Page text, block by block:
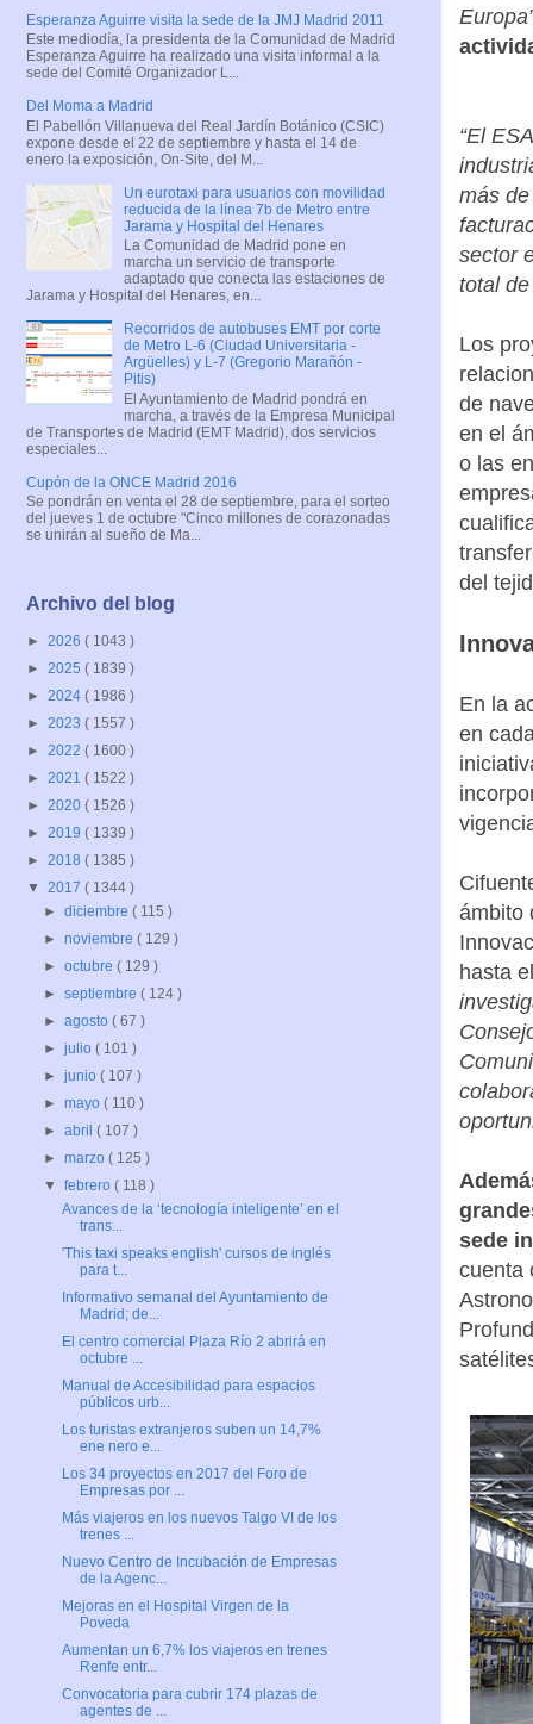
“El
más
sector
total
Los
de
en el
o las
del
En la
en
ámbito
hasta
sede
cuenta
Esperanza Aguirre visita la sede de la JMJ Madrid 2011
Este mediodía, la presidenta de la Comunidad de Madrid
Esperanza Aguirre ha realizado una visita informal a la
sede del Comité Organizador L...
Del Moma a Madrid
El Pabellón Villanueva del Real Jardín Botánico (CSIC)
expone desde el 22 de septiembre y hasta el 14 de
enero la exposición, On-Site, del M...
Un eurotaxi para usuarios con movilidad
reducida de la línea 7b de Metro entre
Jarama y Hospital del Henares
La Comunidad de Madrid pone en
marcha un servicio de transporte
adaptado que conecta las estaciones de
Jarama y Hospital del Henares, en...
Recorridos de autobuses EMT por corte
de Metro L-6 (Ciudad Universitaria -
Argüelles) y L-7 (Gregorio Marañón -
Pitis)
El Ayuntamiento de Madrid pondrá en
marcha, a través de la Empresa Municipal
de Transportes de Madrid (EMT Madrid), dos servicios
especiales...
Cupón de la ONCE Madrid 2016
Se pondrán en venta el 28 de septiembre, para el sorteo
del jueves 1 de octubre "Cinco millones de corazonadas
se unirán al sueño de Ma...
Archivo del blog
► 2026 ( 1043 )
► 2025 ( 1839 )
► 2024 ( 1986 )
► 2023 ( 1557 )
► 2022 ( 1600 )
► 2021 ( 1522 )
► 2020 ( 1526 )
► 2019 ( 1339 )
► 2018 ( 1385 )
▼ 2017 ( 1344 )
►diciembre( 115 )
►noviembre( 129 )
►octubre( 129 )
►septiembre( 124 )
►agosto( 67 )
►julio( 101 )
►junio( 107 )
►mayo( 110 )
►abril( 107 )
►marzo( 125 )
▼febrero( 118 )
Avances de la ‘tecnología inteligente’ en el
trans...
'This taxi speaks english' cursos de inglés
para t...
Informativo semanal del Ayuntamiento de
Madrid; de...
El centro comercial Plaza Río 2 abrirá en
octubre ...
Manual de Accesibilidad para espacios
públicos urb...
Los turistas extranjeros suben un 14,7%
ene nero e...
Los 34 proyectos en 2017 del Foro de
Empresas por ...
Más viajeros en los nuevos Talgo VI de los
trenes ...
Nuevo Centro de Incubación de Empresas
de la Agenc...
Mejoras en el Hospital Virgen de la
Poveda
Aumentan un 6,7% los viajeros en trenes
Renfe entr...
Convocatoria para cubrir 174 plazas de
agentes de ...